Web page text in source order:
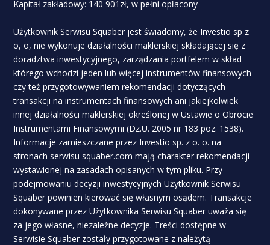
Kapitał zakładowy: 140 901zł, w pełni opłacony
Użytkownik Serwisu Squaber jest świadomy, że Investio sp z
o, o, nie wykonuje działalności maklerskiej składającej się z
doradztwa inwestycyjnego, zarządzania portfelem w skład
którego wchodzi jeden lub więcej instrumentów finansowych
czy też przygotowywaniem rekomendacji dotyczących
transakcji na instrumentach finansowych ani jakiejkolwiek
innej działalności maklerskiej określonej w Ustawie o Obrocie
Instrumentami Finansowymi (Dz.U. 2005 nr 183 poz. 1538).
Informacje zamieszczane przez Investio sp. z o. o. na
stronach serwisu squaber.com mają charakter rekomendacji
wystawionej na zasadach opisanych w tym pliku. Przy
podejmowaniu decyzji inwestycyjnych Użytkownik Serwisu
Squaber powinien kierować się własnym osądem. Transakcje
dokonywane przez Użytkownika Serwisu Squaber uważa się
za jego własne, niezależne decyzje. Treści dostępne w
Serwisie Squaber zostały przygotowane z należytą